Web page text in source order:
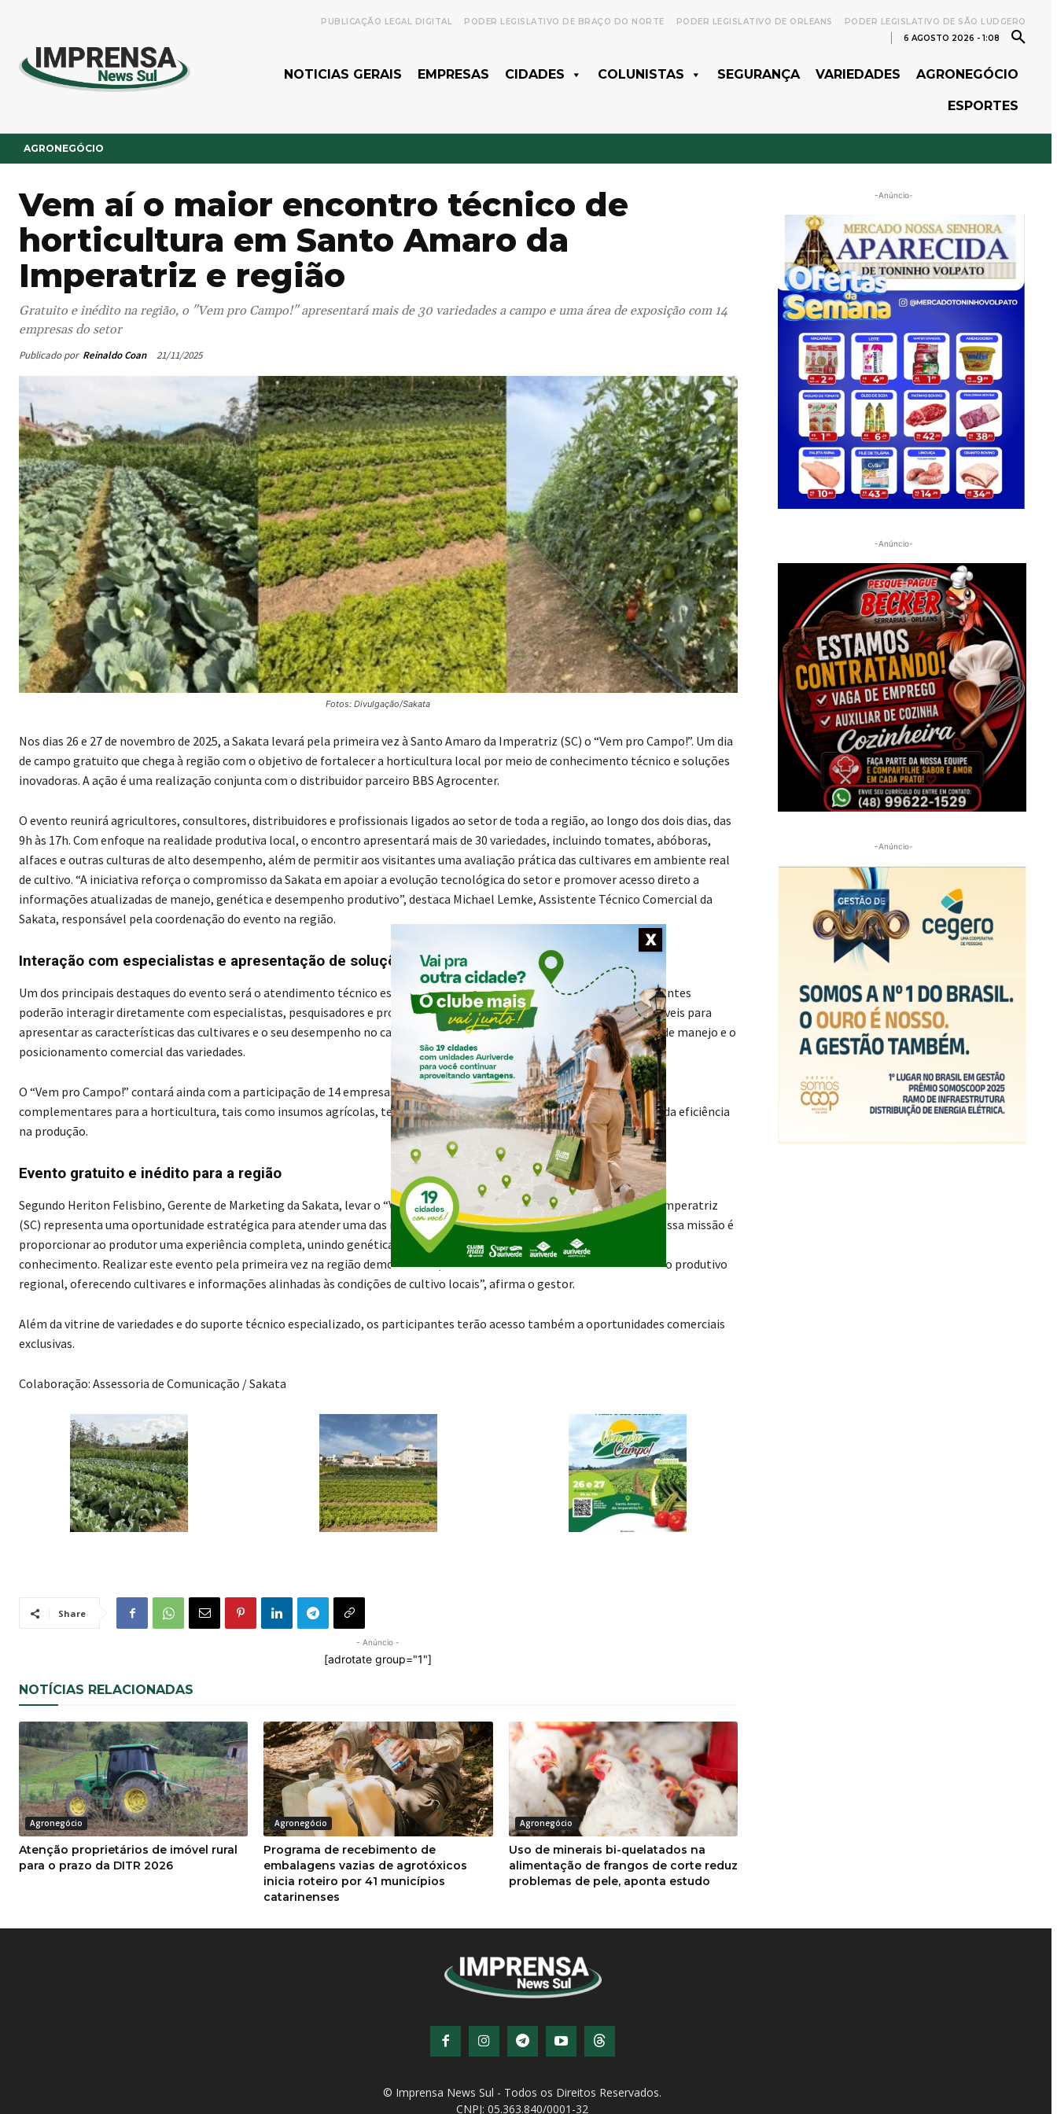
PUBLICAÇÃO LEGAL DIGITAL PODER LEGISLATIVO DE BRAÇO DO NORTE PODER LEGISLATIVO DE ORLEANS
PODER LEGISLATIVO DE SÃO LUDGERO
6 AGOSTO 2026 - 1:08
NOTICIAS GERAIS EMPRESAS CIDADES COLUNISTAS SEGURANÇA VARIEDADES AGRONEGÓCIO
ESPORTES
AGRONEGÓCIO
Vem aí o maior encontro técnico de
horticultura em Santo Amaro da
Imperatriz e região
Gratuito e inédito na região, o "Vem pro Campo!" apresentará mais de 30 variedades a campo e uma área de exposição com 14
empresas do setor
Publicado por Reinaldo Coan 21/11/2025
Fotos: Divulgação/Sakata
Nos dias 26 e 27 de novembro de 2025, a Sakata levará pela primeira vez à Santo Amaro da Imperatriz (SC) o “Vem pro Campo!”. Um dia
de campo gratuito que chega à região com o objetivo de fortalecer a horticultura local por meio de conhecimento técnico e soluções
inovadoras. A ação é uma realização conjunta com o distribuidor parceiro BBS Agrocenter.
O evento reunirá agricultores, consultores, distribuidores e profissionais ligados ao setor de toda a região, ao longo dos dois dias, das
9h às 17h. Com enfoque na realidade produtiva local, o encontro apresentará mais de 30 variedades, incluindo tomates, abóboras,
alfaces e outras culturas de alto desempenho, além de permitir aos visitantes uma avaliação prática das cultivares em ambiente real
de cultivo. “A iniciativa reforça o compromisso da Sakata em apoiar a evolução tecnológica do setor e promover acesso direto a
informações atualizadas de manejo, genética e desempenho produtivo”, destaca Michael Lemke, Assistente Técnico Comercial da
Sakata, responsável pela coordenação do evento na região.
Interação com especialistas e apresentação de soluções
Um dos principais destaques do evento será o atendimento técnico especializado. Ao longo da programação, os participantes
poderão interagir diretamente com especialistas, pesquisadores e profissionais da equipe comercial, que estarão disponíveis para
apresentar as características das cultivares e o seu desempenho no campo, além de orientar sobre as melhores práticas de manejo e o
posicionamento comercial das variedades.
O “Vem pro Campo!” contará ainda com a participação de 14 empresas parceiras, que apresentarão diversas soluções
complementares para a horticultura, tais como insumos agrícolas, tecnologias e ferramentas voltadas para o aumento da eficiência
na produção.
Evento gratuito e inédito para a região
Segundo Heriton Felisbino, Gerente de Marketing da Sakata, levar o “Vem pro Campo!” para a cidade de Santo Amaro da Imperatriz
(SC) representa uma oportunidade estratégica para atender uma das regiões de maior potencial hortícola do estado. “Nossa missão é
proporcionar ao produtor uma experiência completa, unindo genética de alta performance, manejo eficiente e troca de
conhecimento. Realizar este evento pela primeira vez na região demonstra o quanto a Sakata valoriza o desenvolvimento produtivo
regional, oferecendo cultivares e informações alinhadas às condições de cultivo locais”, afirma o gestor.
Além da vitrine de variedades e do suporte técnico especializado, os participantes terão acesso também a oportunidades comerciais
exclusivas.
Colaboração: Assessoria de Comunicação / Sakata
Share
- Anúncio -
[adrotate group="1"]
NOTÍCIAS RELACIONADAS
Agronegócio
Atenção proprietários de imóvel rural
para o prazo da DITR 2026
Agronegócio
Programa de recebimento de
embalagens vazias de agrotóxicos
inicia roteiro por 41 municípios
catarinenses
Agronegócio
Uso de minerais bi-quelatados na
alimentação de frangos de corte reduz
problemas de pele, aponta estudo
-Anúncio-
-Anúncio-
-Anúncio-
© Imprensa News Sul - Todos os Direitos Reservados.
CNPJ: 05.363.840/0001-32
X